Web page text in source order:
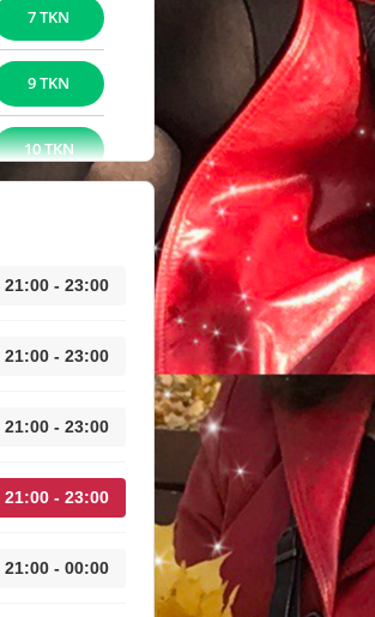
7 TKN
9 TKN
10 TKN
21:00 - 23:00
21:00 - 23:00
21:00 - 23:00
21:00 - 23:00
21:00 - 00:00